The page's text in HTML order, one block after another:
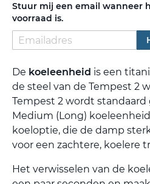
Stuur mij een email wanneer
voorraad is.
De koeleenheid is een
de steel van de Tempest 2
Tempest 2 wordt
Medium (Long)
koeloptie, die de damp
voor een zachtere, koelere
Het verwisselen van de